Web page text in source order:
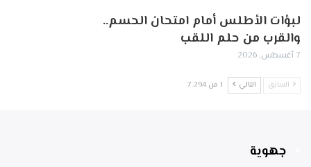
لبؤات الأطلس أمام امتحان الحسم..
والقرب من حلم اللقب
7 أغسطس, 2026
السابق التالي 1 من 7٬294
جهوية